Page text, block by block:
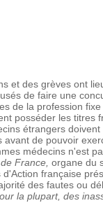
et des grèves ont
de faire une
de la profession
posséder les
étrangers
de pouvoir
médecins n'est
France, organe du
française
des fautes ou
la plupart, des